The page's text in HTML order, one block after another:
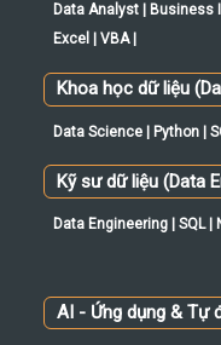
Data Analyst | Business
Excel | VBA |
Khoa học dữ liệu
Data Science | Python |
Kỹ sư dữ liệu (Data
Data Engineering | SQL |
AI - Ứng dụng & Tự